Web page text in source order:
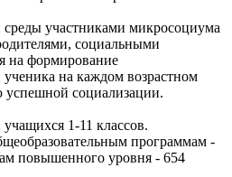
среды участниками микросоциума
социальными
на формирование
на каждом возрастном
успешной социализации.
1-11 классов.
программам -
повышенного уровня - 654